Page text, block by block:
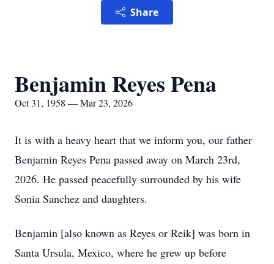
Share
Benjamin Reyes Pena
Oct 31, 1958 — Mar 23, 2026
It is with a heavy heart that we inform you, our father
Benjamin Reyes Pena passed away on March 23rd,
2026. He passed peacefully surrounded by his wife
Sonia Sanchez and daughters.
Benjamin [also known as Reyes or Reik] was born in
Santa Ursula, Mexico, where he grew up before